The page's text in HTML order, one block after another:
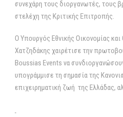
συνεχάρη τους διοργανωτές, τους
στελέχη της Κριτικής Επιτροπής.
Ο Υπουργός Εθνικής Οικονομίας
Χατζηδάκης χαιρέτισε την
Boussias Events να
υπογράμμισε τη σημασία της
επιχειρηματική ζωή της Ελλάδας,